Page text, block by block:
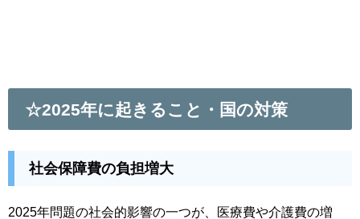
☆2025年に起きること・国の対策
社会保障費の負担増大
2025年問題の社会的影響の一つが、医療費や介護費の増